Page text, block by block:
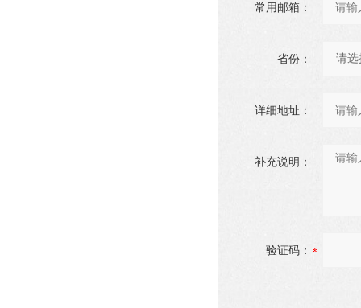
常用邮箱：
省份：
详细地址：
补充说明：
验证码：